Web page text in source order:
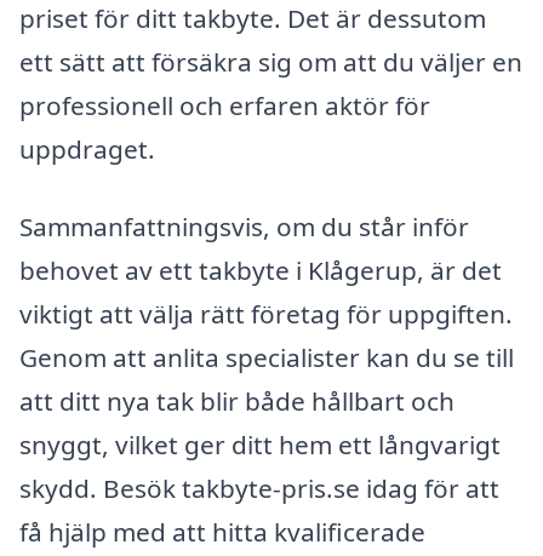
priset för ditt takbyte. Det är dessutom
ett sätt att försäkra sig om att du väljer en
professionell och erfaren aktör för
uppdraget.
Sammanfattningsvis, om du står inför
behovet av ett takbyte i Klågerup, är det
viktigt att välja rätt företag för uppgiften.
Genom att anlita specialister kan du se till
att ditt nya tak blir både hållbart och
snyggt, vilket ger ditt hem ett långvarigt
skydd. Besök takbyte-pris.se idag för att
få hjälp med att hitta kvalificerade